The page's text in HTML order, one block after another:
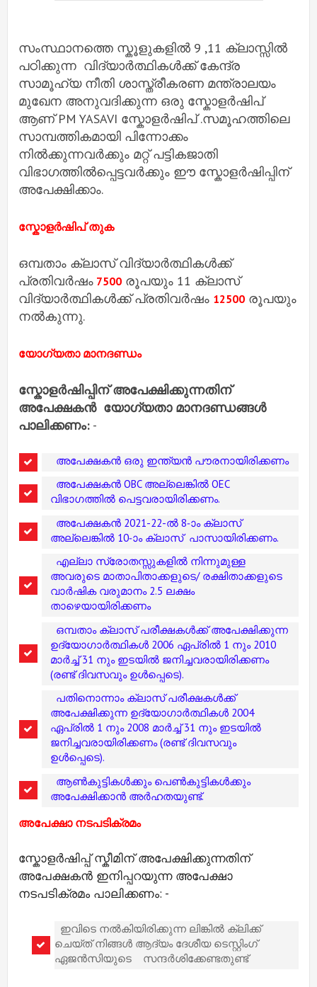
സംസ്ഥാനത്തെ സ്കൂളുകളിൽ 9 ,11 ക്ലാസ്സിൽ
പഠിക്കുന്ന വിദ്യാർത്ഥികൾക്ക് കേന്ദ്ര
സാമൂഹ്യ നീതി ശാസ്ത്രീകരണ മന്ത്രാലയം
മുഖേന അനുവദിക്കുന്ന ഒരു സ്കോളർഷിപ്
ആണ് PM YASAVI സ്കോളർഷിപ് .സമൂഹത്തിലെ
സാമ്പത്തികമായി പിന്നോക്കം
നിൽക്കുന്നവർക്കും മറ്റ് പട്ടികജാതി
വിഭാഗത്തിൽപ്പെട്ടവർക്കും ഈ സ്കോളർഷിപ്പിന്
അപേക്ഷിക്കാം.
സ്കോളർഷിപ് തുക
ഒമ്പതാം ക്ലാസ് വിദ്യാർത്ഥികൾക്ക്
പ്രതിവർഷം 7500 രൂപയും 11 ക്ലാസ്
വിദ്യാർത്ഥികൾക്ക് പ്രതിവർഷം 12500 രൂപയും
നൽകുന്നു.
യോഗ്യതാ മാനദണ്ഡം
സ്കോളർഷിപ്പിന് അപേക്ഷിക്കുന്നതിന്
അപേക്ഷകൻ യോഗ്യതാ മാനദണ്ഡങ്ങൾ
പാലിക്കണം: -
അപേക്ഷകൻ ഒരു ഇന്ത്യൻ പൗരനായിരിക്കണം
അപേക്ഷകൻ OBC അല്ലെങ്കിൽ OEC
വിഭാഗത്തിൽ പെട്ടവരായിരിക്കണം.
അപേക്ഷകൻ 2021-22-ൽ 8-ാം ക്ലാസ്
അല്ലെങ്കിൽ 10-ാം ക്ലാസ് പാസായിരിക്കണം.
എല്ലാ സ്രോതസ്സുകളിൽ നിന്നുമുള്ള
അവരുടെ മാതാപിതാക്കളുടെ/ രക്ഷിതാക്കളുടെ
വാർഷിക വരുമാനം 2.5 ലക്ഷം
താഴെയായിരിക്കണം
ഒമ്പതാം ക്ലാസ് പരീക്ഷകൾക്ക് അപേക്ഷിക്കുന്ന
ഉദ്യോഗാർത്ഥികൾ 2006 ഏപ്രിൽ 1 നും 2010
മാർച്ച് 31 നും ഇടയിൽ ജനിച്ചവരായിരിക്കണം
(രണ്ട് ദിവസവും ഉൾപ്പെടെ).
പതിനൊന്നാം ക്ലാസ് പരീക്ഷകൾക്ക്
അപേക്ഷിക്കുന്ന ഉദ്യോഗാർത്ഥികൾ 2004
ഏപ്രിൽ 1 നും 2008 മാർച്ച് 31 നും ഇടയിൽ
ജനിച്ചവരായിരിക്കണം (രണ്ട് ദിവസവും
ഉൾപ്പെടെ).
ആൺകുട്ടികൾക്കും പെൺകുട്ടികൾക്കും
അപേക്ഷിക്കാൻ അർഹതയുണ്ട്.
അപേക്ഷാ നടപടിക്രമം
സ്കോളർഷിപ്പ് സ്കീമിന് അപേക്ഷിക്കുന്നതിന്
അപേക്ഷകൻ ഇനിപ്പറയുന്ന അപേക്ഷാ
നടപടിക്രമം പാലിക്കണം: -
ഇവിടെ നൽകിയിരിക്കുന്ന ലിങ്കിൽ ക്ലിക്ക്
ചെയ്ത് നിങ്ങൾ ആദ്യം ദേശീയ ടെസ്റ്റിംഗ്
ഏജൻസിയുടെ
സന്ദർശിക്കേണ്ടതുണ്ട്